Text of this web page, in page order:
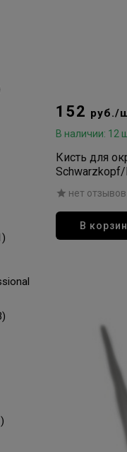
152 руб./
В наличии: 12
Кисть для
Schwarzkopf/
нет отзывов
В